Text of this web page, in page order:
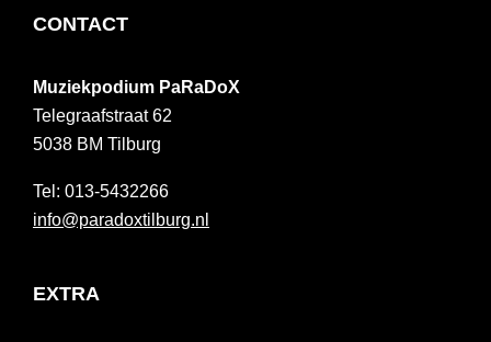
FOOTER
CONTACT
Muziekpodium PaRaDoX
Telegraafstraat 62
5038 BM Tilburg
013-5432266
info@paradoxtilburg.nl
EXTRA